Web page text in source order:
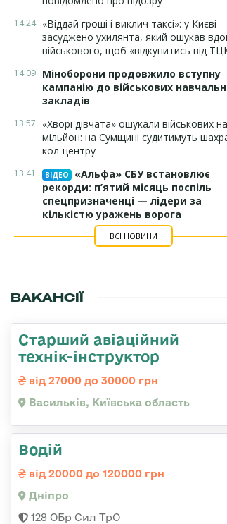
14:24 «Віддай гроші і виклич таксі»: у Києві
засуджено ухилянта, який ошукав
військового, щоб «відкупитись від
14:09 Міноборони продовжило вступну
кампанію до військових
закладів
13:57
«Хворі дівчата» ошукали військових на
мільйон: на Сумщині судитимуть
кол-центру
13:41 ВІДЕО
«Альфа» СБУ встановлює
рекорди: п’ятий місяць поспіль
спецпризначенці — лідери за
кількістю уражень ворога
ВСІ НОВИНИ
ВАКАНСІЇ
Старший авіаційний
технік-інструктор
від 27000 до 30000 грн
Васильків, Київська область
Водій
від 20000 до 120000 грн
Дніпро
128 ОБр Сил ТрО